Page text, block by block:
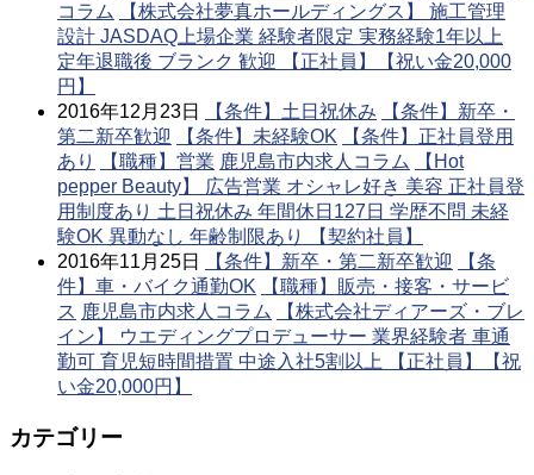
コラム
【株式会社夢真ホールディングス】 施工管理
設計 JASDAQ上場企業 経験者限定 実務経験1年以上
定年退職後 ブランク 歓迎 【正社員】【祝い金20,000
円】
2016年12月23日
【条件】土日祝休み
【条件】新卒・
第二新卒歓迎
【条件】未経験OK
【条件】正社員登用
あり
【職種】営業 鹿児島市内求人コラム
【Hot
pepper Beauty】 広告営業 オシャレ好き 美容 正社員登
用制度あり 土日祝休み 年間休日127日 学歴不問 未経
験OK 異動なし 年齢制限あり 【契約社員】
2016年11月25日
【条件】新卒・第二新卒歓迎
【条
件】車・バイク通勤OK
【職種】販売・接客・サービ
ス 鹿児島市内求人コラム
【株式会社ディアーズ・ブレ
イン】 ウエディングプロデューサー 業界経験者 車通
勤可 育児短時間措置 中途入社5割以上 【正社員】【祝
い金20,000円】
カテゴリー